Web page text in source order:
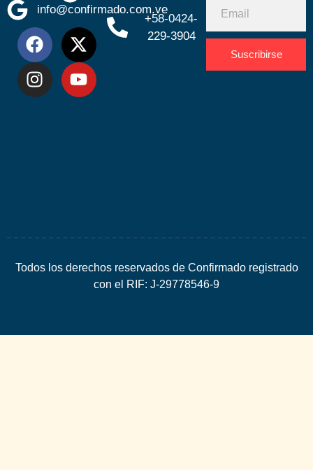
info@confirmado.com.ve
+58-0424-
229-3904
Suscribirse
Todos los derechos reservados de Confirmado registrado
con el RIF: J-29778546-9